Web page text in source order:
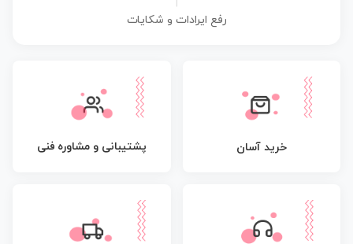
رفع ایرادات و شکایات
خرید آسان پشتیبانی و مشاوره فنی